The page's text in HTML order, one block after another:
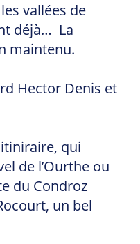
vallées de
déjà… La
maintenu.
Hector Denis et
qui
de l’Ourthe ou
du Condroz
un bel